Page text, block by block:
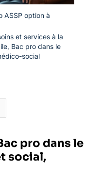
ASSP option à
et services à la
, Bac pro dans le
social
pro dans le
social,